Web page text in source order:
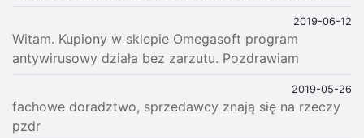
2019-06-12
Witam. Kupiony w sklepie Omegasoft program
antywirusowy działa bez zarzutu. Pozdrawiam
2019-05-26
fachowe doradztwo, sprzedawcy znają się na rzeczy
pzdr